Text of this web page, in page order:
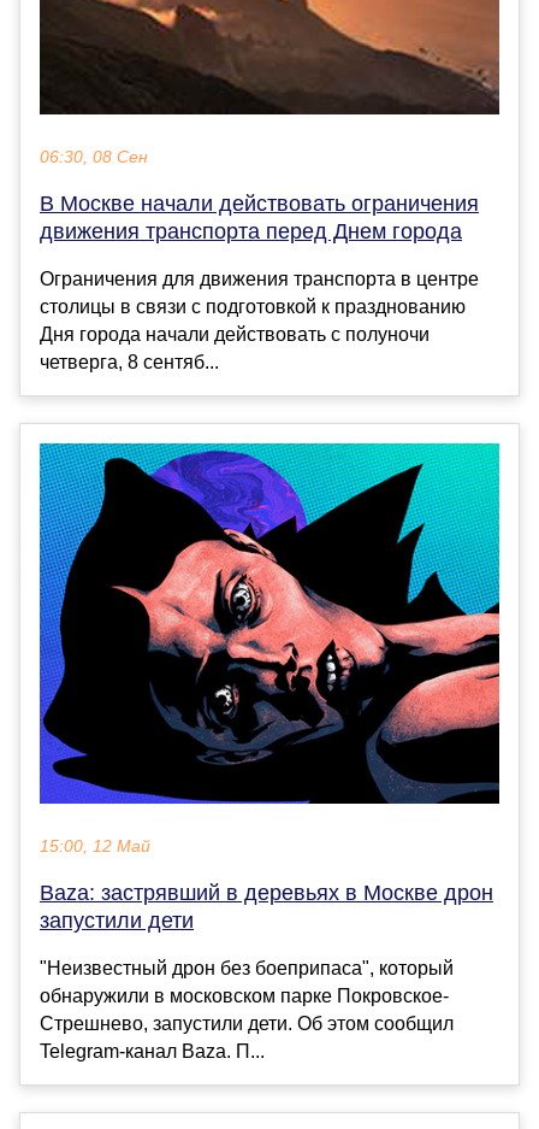
06:30, 08 Сен
В Москве начали действовать ограничения
движения транспорта перед Днем города
Ограничения для движения транспорта в центре
столицы в связи с подготовкой к празднованию
Дня города начали действовать с полуночи
четверга, 8 сентяб...
15:00, 12 Май
Baza: застрявший в деревьях в Москве дрон
запустили дети
"Неизвестный дрон без боеприпаса", который
обнаружили в московском парке Покровское-
Стрешнево, запустили дети. Об этом сообщил
Telegram-канал Baza. П...